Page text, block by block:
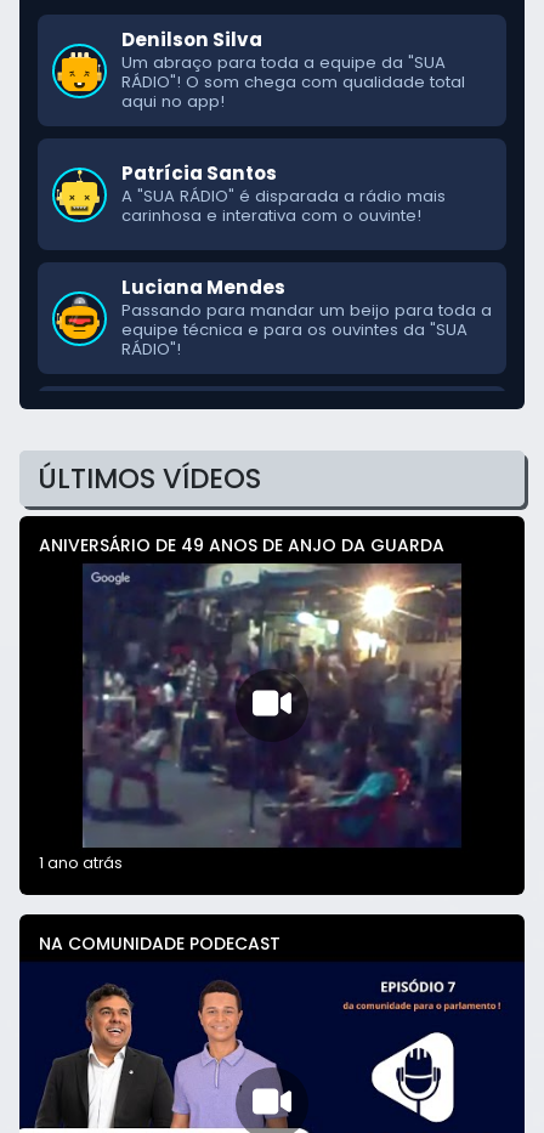
Denilson Silva
Um abraço para toda a equipe da "SUA
RÁDIO"! O som chega com qualidade total
aqui no app!
Patrícia Santos
A "SUA RÁDIO" é disparada a rádio mais
carinhosa e interativa com o ouvinte!
Luciana Mendes
Passando para mandar um beijo para toda a
equipe técnica e para os ouvintes da "SUA
RÁDIO"!
demais! A melhor programação da cidade.
ÚLTIMOS VÍDEOS
ANIVERSÁRIO DE 49 ANOS DE ANJO DA GUARDA
1 ano atrás
NA COMUNIDADE PODECAST